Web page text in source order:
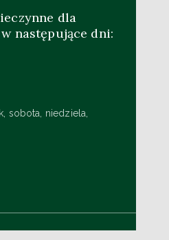
dla
następujące dni:
sobota, niedziela,